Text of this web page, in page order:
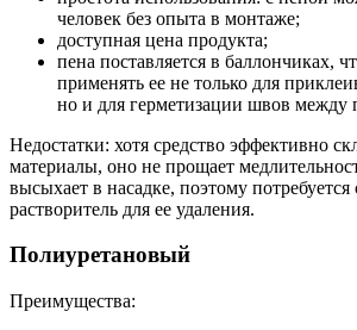
человек без опыта в монтаже;
доступная цена продукта;
пена поставляется в баллончиках,
применять ее не только для
но и для герметизации швов между
Недостатки: хотя средство эффективно
материалы, оно не прощает
высыхает в насадке, поэтому
растворитель для ее удаления.
Полиуретановый
Преимущества: